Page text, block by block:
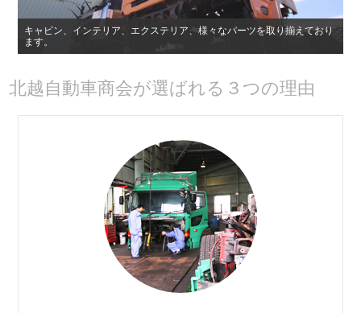
キャビン、インテリア、エクステリア、様々なパーツを取り揃えており
ます。
北越自動車商会が選ばれる３つの理由